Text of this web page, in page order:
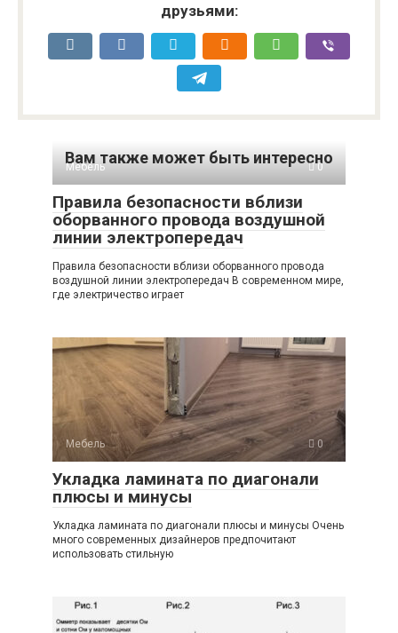
друзьями:
Вам также может быть интересно
Мебель 0
Правила безопасности вблизи
оборванного провода воздушной
линии электропередач
Правила безопасности вблизи оборванного провода
воздушной линии электропередач В современном мире,
где электричество играет
Мебель 0
Укладка ламината по диагонали
плюсы и минусы
Укладка ламината по диагонали плюсы и минусы Очень
много современных дизайнеров предпочитают
использовать стильную